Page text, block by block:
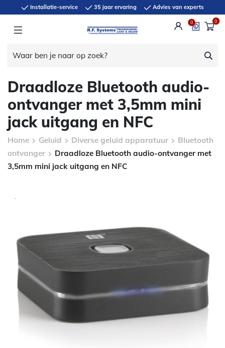
Installatie-service 35 jaar ervaring Advies van experts
0 0
Draadloze Bluetooth audio-
ontvanger met 3,5mm mini
jack uitgang en NFC
Home Geluid Diverse geluid apparatuur
Bluetooth
ontvanger
Draadloze Bluetooth audio-ontvanger met
3,5mm mini jack uitgang en NFC